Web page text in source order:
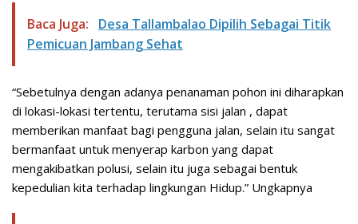
Baca Juga:
Desa Tallambalao Dipilih Sebagai Titik
Pemicuan Jambang Sehat
“Sebetulnya dengan adanya penanaman pohon ini diharapkan
di lokasi-lokasi tertentu, terutama sisi jalan , dapat
memberikan manfaat bagi pengguna jalan, selain itu sangat
bermanfaat untuk menyerap karbon yang dapat
mengakibatkan polusi, selain itu juga sebagai bentuk
kepedulian kita terhadap lingkungan Hidup.” Ungkapnya